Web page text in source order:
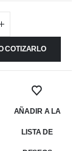
COTIZARLO
AÑADIR A LA
LISTA DE